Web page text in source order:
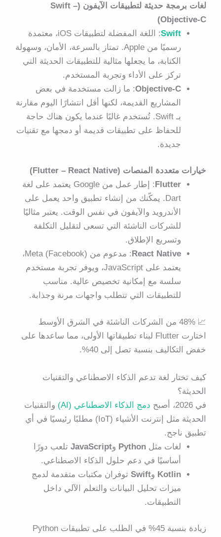
لغات برمجة حديثة لتطبيقات الآيفون (Swift –
Objective-C)
Swift
: اللغة المفضلة لتطبيقات iOS، معتمدة
رسميًا من Apple. تمتاز بالسرعة، الأمان، وسهولة
الكتابة، ما يجعلها مثالية للتطبيقات الحديثة التي
تركز على الأداء وتجربة المستخدم.
Objective-C: ما زالت مستخدمة في بعض
المشاريع القديمة، لكنها أقل انتشارًا اليوم مقارنة
بـ Swift. تُستخدم غالبًا عندما يكون هناك حاجة
للحفاظ على تطبيقات قديمة أو دمجها مع تقنيات
جديدة.
خيارات متعددة المنصات (Flutter – React Native)
Flutter
: إطار عمل من Google يعتمد على لغة
Dart. يمكّنك من إنشاء تطبيق واحد يعمل على
الأندرويد والآيفون في نفس الوقت. يعتبر مثاليًا
للشركات الناشئة التي تسعى لتقليل التكلفة
وتسريع الإطلاق.
React Native
: مدعوم من Meta (Facebook)،
يعتمد على JavaScript، ويوفر تجربة مستخدم
سلسة مع إمكانية تخصيص عالية. مناسب
للتطبيقات التي تتطلب واجهات مرنة وجذابة.
📈
48% من الشركات الناشئة في الشرق الأوسط
اختارت Flutter لبناء تطبيقاتها الأولى، مما ساعدها على
خفض التكاليف بنسبة تصل إلى 40%.
كيف تختار لغة تدعم الذكاء الاصطناعي والتقنيات
الحديثة؟
في 2026، أصبح
دمج الذكاء الاصطناعي (AI)
والتقنيات
الحديثة مثل إنترنت الأشياء (IoT) مطلبًا رئيسيًا في أي
تطبيق ناجح.
لغات مثل Python وJavaScript تلعب دورًا
أساسيًا في دعم حلول الذكاء الاصطناعي.
Kotlin وSwift توفران مكتبات متقدمة لدمج
ميزات تحليل البيانات والتعلم الآلي داخل
التطبيقات.
زيادة بنسبة 45% في الطلب على تطبيقات Python